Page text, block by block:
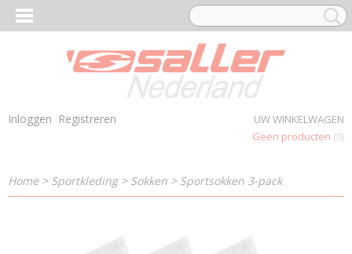
Inloggen Registreren
UW WINKELWAGEN
Geen producten (0)
Home> Sportkleding> Sokken > Sportsokken 3-pack